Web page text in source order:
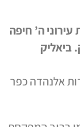
ה’ חיפה
ק. ביאליק
אלנהדה כפר